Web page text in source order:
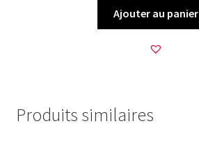
Ajouter au panier
Produits similaires